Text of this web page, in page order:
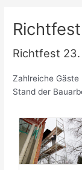
Richtfest
Richtfest 23.
Zahlreiche
Stand der